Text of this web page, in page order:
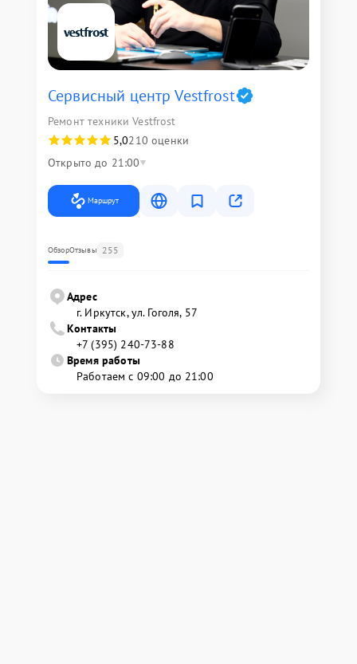
Сервисный центр Vestfrost
Ремонт техники Vestfrost
5,0210 оценки
Открыто до 21:00
Маршрут
ОбзорОтзывы 255
Адрес
г. Иркутск, ул. ​Гоголя, 57
Контакты
+7 (395) 240-73-88
Время работы
Работаем с 09:00 до 21:00